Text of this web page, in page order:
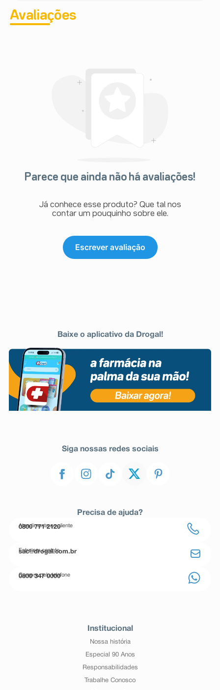
Avaliações
Parece que ainda não há avaliações!
Já conhece esse produto? Que tal nos
contar um pouquinho sobre ele.
Escrever avaliação
Baixe o aplicativo da Drogal!
Siga nossas redes sociais
Precisa de ajuda?
Atendimento ao cliente
0800 771 2120
Entre em contato
sac@drogal.com.br
Compre pelo telefone
0800 347 0000
Institucional
Nossa história
Especial 90 Anos
Responsabilidades
Trabalhe Conosco